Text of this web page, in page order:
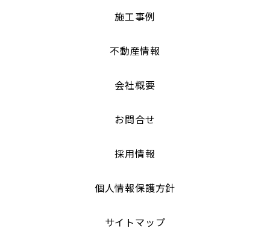
施工事例
不動産情報
会社概要
お問合せ
採用情報
個人情報保護方針
サイトマップ